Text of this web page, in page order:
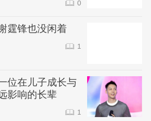
0
霆锋也没闲着
1
位在儿子成长与
影响的长辈
1